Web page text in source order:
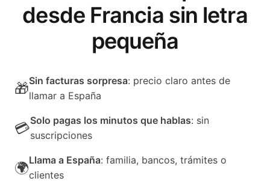
desde Francia sin letra
pequeña
🎁Sin facturas sorpresa: precio claro antes de
llamar a España
💳Solo pagas los minutos que hablas: sin
suscripciones
🌍Llama a España: familia, bancos, trámites o
clientes